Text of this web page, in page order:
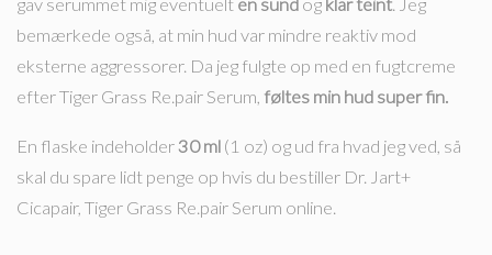
gav serummet mig eventuelt en sund og klar teint. Jeg
bemærkede også, at min hud var mindre reaktiv mod
eksterne aggressorer. Da jeg fulgte op med en fugtcreme
efter Tiger Grass Re.pair Serum, føltes min hud super fin.
En flaske indeholder 30 ml (1 oz) og ud fra hvad jeg ved, så
skal du spare lidt penge op hvis du bestiller Dr. Jart+
Cicapair, Tiger Grass Re.pair Serum online.